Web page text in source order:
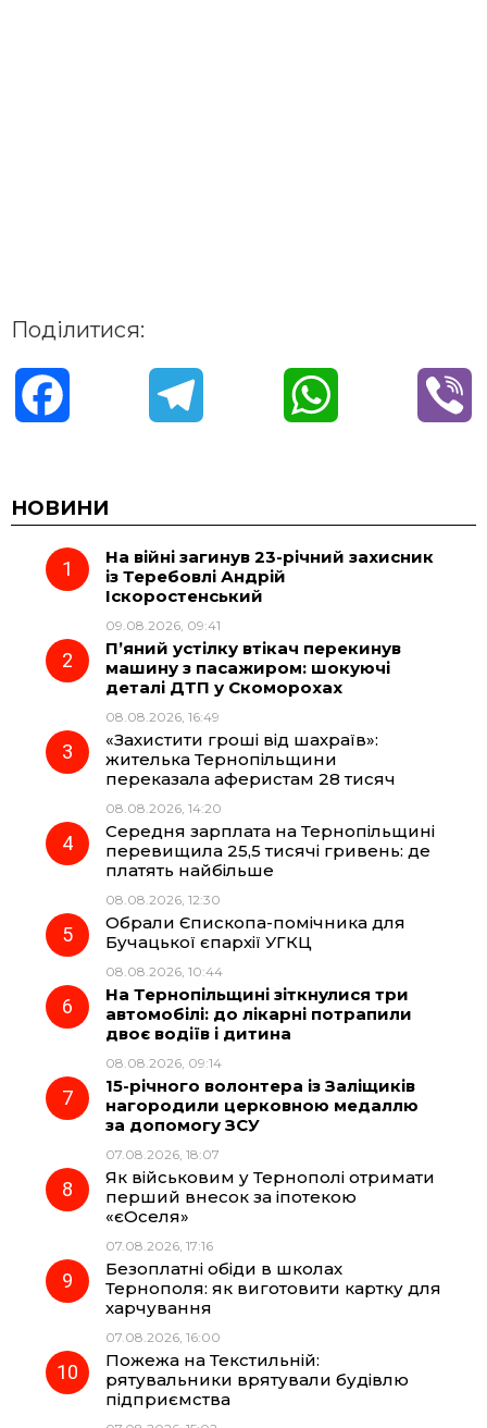
Поділитися:
c
e
o
k
e
r
a
m
t
A
p
НОВИНИ
На війні загинув 23-річний захисник
із Теребовлі Андрій
Іскоростенський
09.08.2026, 09:41
П’яний устілку втікач перекинув
машину з пасажиром: шокуючі
деталі ДТП у Скоморохах
08.08.2026, 16:49
«Захистити гроші від шахраїв»:
жителька Тернопільщини
переказала аферистам 28 тисяч
08.08.2026, 14:20
Середня зарплата на Тернопільщині
перевищила 25,5 тисячі гривень: де
платять найбільше
08.08.2026, 12:30
Обрали Єпископа-помічника для
Бучацької єпархії УГКЦ
08.08.2026, 10:44
На Тернопільщині зіткнулися три
автомобілі: до лікарні потрапили
двоє водіїв і дитина
08.08.2026, 09:14
15-річного волонтера із Заліщиків
нагородили церковною медаллю
за допомогу ЗСУ
07.08.2026, 18:07
Як військовим у Тернополі отримати
перший внесок за іпотекою
«єОселя»
07.08.2026, 17:16
Безоплатні обіди в школах
Тернополя: як виготовити картку для
харчування
07.08.2026, 16:00
Пожежа на Текстильній:
рятувальники врятували будівлю
підприємства